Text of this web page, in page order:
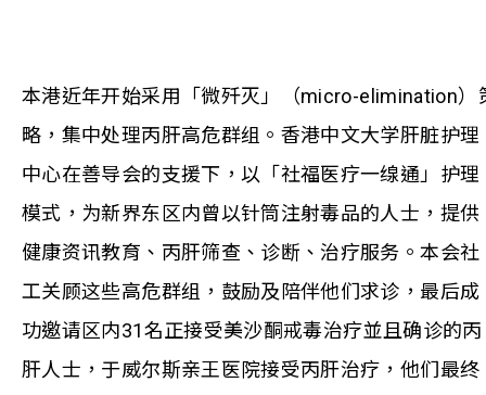
本港近年开始采用「微歼灭」（micro-elimination）
略，集中处理丙肝高危群组。香港中文大学肝脏护理
中心在善导会的支援下，以「社福医疗一缐通」护理
模式，为新界东区内曾以针筒注射毒品的人士，提供
健康资讯教育、丙肝筛查、诊断、治疗服务。本会社
工关顾这些高危群组，鼓励及陪伴他们求诊，最后成
功邀请区内31名正接受美沙酮戒毒治疗並且确诊的丙
肝人士，于威尔斯亲王医院接受丙肝治疗，他们最终